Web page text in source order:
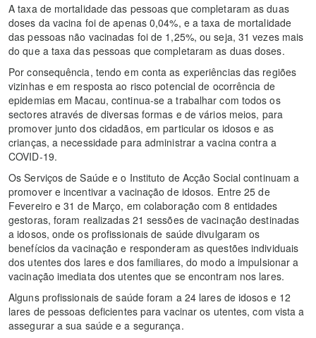
A taxa de mortalidade das pessoas que completaram as duas
doses da vacina foi de apenas 0,04%, e a taxa de mortalidade
das pessoas não vacinadas foi de 1,25%, ou seja, 31 vezes mais
do que a taxa das pessoas que completaram as duas doses.
Por consequência, tendo em conta as experiências das regiões
vizinhas e em resposta ao risco potencial de ocorrência de
epidemias em Macau, continua-se a trabalhar com todos os
sectores através de diversas formas e de vários meios, para
promover junto dos cidadãos, em particular os idosos e as
crianças, a necessidade para administrar a vacina contra a
COVID-19.
Os Serviços de Saúde e o Instituto de Acção Social continuam a
promover e incentivar a vacinação de idosos. Entre 25 de
Fevereiro e 31 de Março, em colaboração com 8 entidades
gestoras, foram realizadas 21 sessões de vacinação destinadas
a idosos, onde os profissionais de saúde divulgaram os
benefícios da vacinação e responderam as questões individuais
dos utentes dos lares e dos familiares, do modo a impulsionar a
vacinação imediata dos utentes que se encontram nos lares.
Alguns profissionais de saúde foram a 24 lares de idosos e 12
lares de pessoas deficientes para vacinar os utentes, com vista a
assegurar a sua saúde e a segurança.